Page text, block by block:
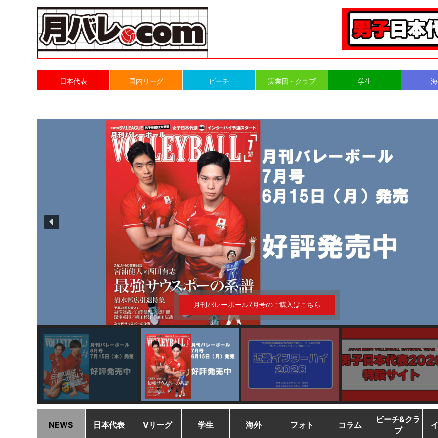
日本代表 国内リーグ ビーチ 実業団・クラブ 学生
月刊バレーボール7月号のご購入はこちら
NEWS 日本代表 Vリーグ 学生 海外 フォト コラム
ビーチ&クラ
ブ